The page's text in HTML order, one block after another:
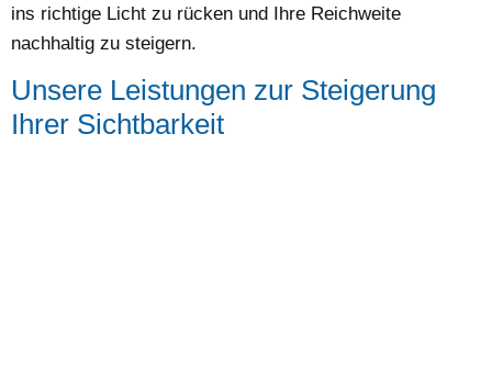
ins richtige Licht zu rücken und Ihre Reichweite
nachhaltig zu steigern.
Unsere Leistungen zur Steigerung
Ihrer Sichtbarkeit